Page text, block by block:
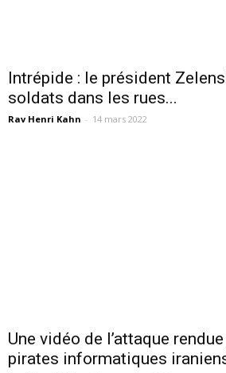
Intrépide : le président
soldats dans les rues...
Rav Henri Kahn - 14 mars 2022
Une vidéo de l’attaque
pirates informatiques